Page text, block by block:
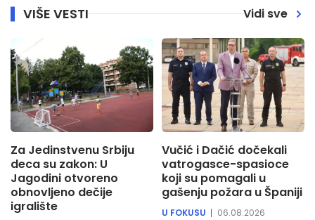
VIŠE VESTI Vidi sve
Za Jedinstvenu Srbiju
deca su zakon: U
Jagodini otvoreno
obnovljeno dečije
igralište
Vučić i Dačić dočekali
vatrogasce-spasioce
koji su pomagali u
gašenju požara u Španiji
U FOKUSU 06.08.2026